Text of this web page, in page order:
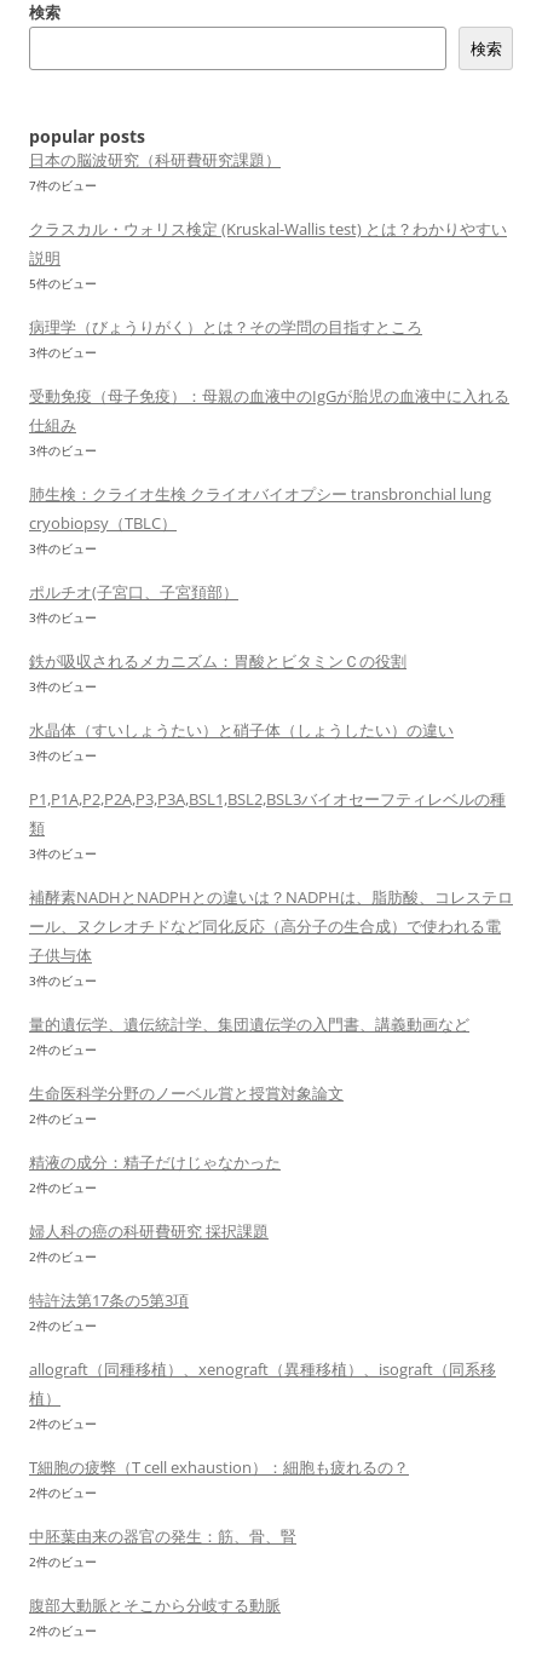
ゲ
ン
検索
検索
popular posts
日本の脳波研究（科研費研究課題）
7件のビュー
クラスカル・ウォリス検定 (Kruskal-Wallis test) とは？わかりやすい
説明
5件のビュー
病理学（びょうりがく）とは？その学問の目指すところ
3件のビュー
受動免疫（母子免疫）：母親の血液中のIgGが胎児の血液中に入れる
仕組み
3件のビュー
肺生検：クライオ生検 クライオバイオプシー transbronchial lung
cryobiopsy（TBLC）
3件のビュー
ポルチオ(子宮口、子宮頚部）
3件のビュー
鉄が吸収されるメカニズム：胃酸とビタミンＣの役割
3件のビュー
水晶体（すいしょうたい）と硝子体（しょうしたい）の違い
3件のビュー
P1,P1A,P2,P2A,P3,P3A,BSL1,BSL2,BSL3バイオセーフティレベルの種
類
3件のビュー
補酵素NADHとNADPHとの違いは？NADPHは、脂肪酸、コレステロ
ール、ヌクレオチドなど同化反応（高分子の生合成）で使われる電
子供与体
3件のビュー
量的遺伝学、遺伝統計学、集団遺伝学の入門書、講義動画など
2件のビュー
生命医科学分野のノーベル賞と授賞対象論文
2件のビュー
精液の成分：精子だけじゃなかった
2件のビュー
婦人科の癌の科研費研究 採択課題
2件のビュー
特許法第17条の5第3項
2件のビュー
allograft（同種移植）、xenograft（異種移植）、isograft（同系移
植）
2件のビュー
T細胞の疲弊（T cell exhaustion）：細胞も疲れるの？
2件のビュー
中胚葉由来の器官の発生：筋、骨、腎
2件のビュー
腹部大動脈とそこから分岐する動脈
2件のビュー